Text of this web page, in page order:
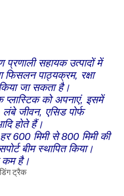
प्रणाली सहायक उत्पादों में
फिसलन पाठ्यक्रम, रक्षा
जा सकता है।
प्लास्टिक को अपनाएं, इसमें
लंबे जीवन, एसिड पोर्फ
होते हैं।
600 मिमी से 800 मिमी की
बीम स्थापित किया।
कम है।
ट्रैक